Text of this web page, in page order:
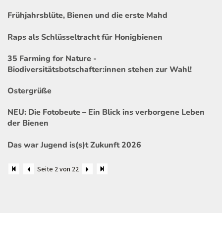
Frühjahrsblüte, Bienen und die erste Mahd
Raps als Schlüsseltracht für Honigbienen
35 Farming for Nature -
Biodiversitätsbotschafter:innen stehen zur Wahl!
Ostergrüße
NEU: Die Fotobeute – Ein Blick ins verborgene Leben
der Bienen
Das war Jugend is(s)t Zukunft 2026
Seite 2 von 22